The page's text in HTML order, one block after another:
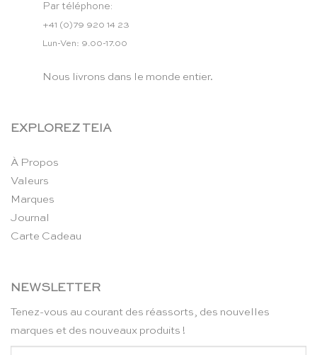
Par téléphone:
+41 (0)79 920 14 23
Lun-Ven: 9.00-17.00
Nous livrons dans le monde entier.
EXPLOREZ TEIA
À Propos
Valeurs
Marques
Journal
Carte Cadeau
NEWSLETTER
Tenez-vous au courant des réassorts, des nouvelles
marques et des nouveaux produits !